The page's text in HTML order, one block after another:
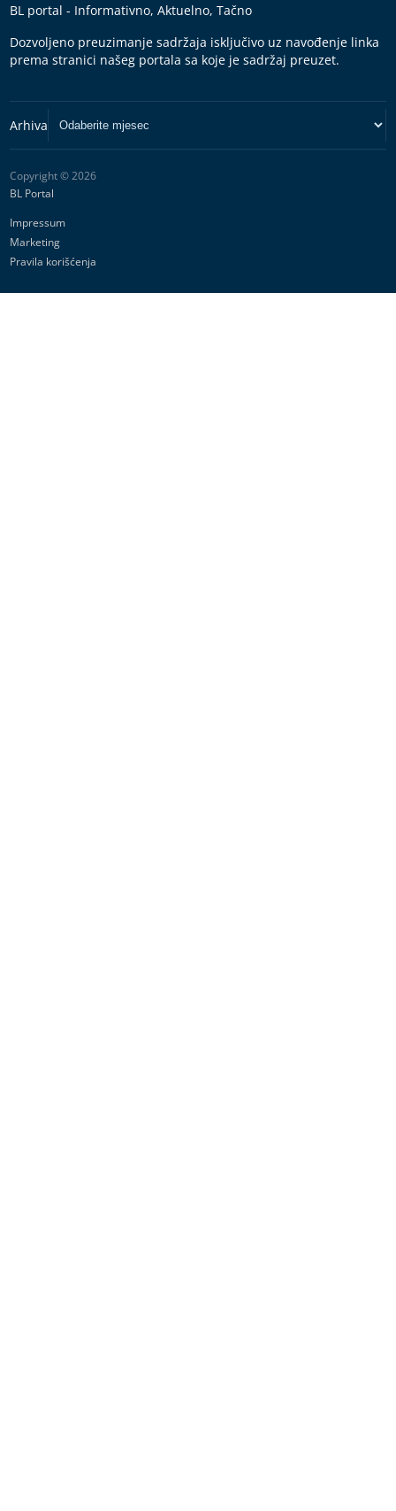
BL portal - Informativno, Aktuelno, Tačno
Dozvoljeno preuzimanje sadržaja isključivo uz navođenje linka
prema stranici našeg portala sa koje je sadržaj preuzet.
Copyright © 2026
BL Portal
Impressum
Marketing
Pravila korišćenja